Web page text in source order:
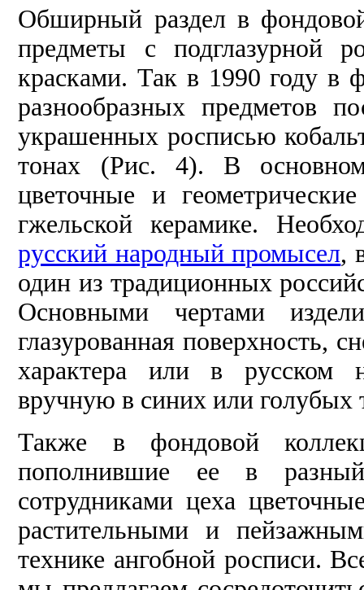
Обширный раздел в
предметы с подглазурной
красками. Так в 1990 году в
разнообразных предметов
украшенных росписью
тонах (Рис. 4). В
цветочные и
гжельской керамике.
русский народный промысел,
один из традиционных
Основными чертами
глазурованная поверхность,
характера или в русском
вручную в синих или голубых
Также в фондовой
пополнившие ее в
сотрудниками цеха
растительными и
технике ангобной росписи.